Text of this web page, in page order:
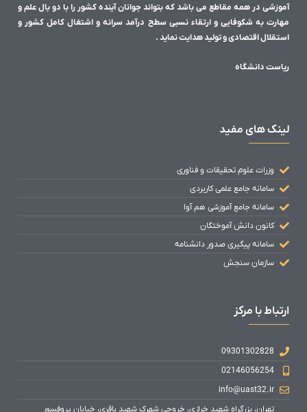
آموزشی در همه مقاطع می باشد که بتواند جوانان آینده کشور را با دو بال علم و
مهارت به شکوفایی و ارتقاء نسبی سطح درآمد سرانه و اشتغال کامل کشور و
استقلال اقتصادی و تولید هدایت نماید .
ریاست دانشگاه
لینک های مفید
وزرات علوم تحقیقات و فناوری
سامانه جامع علمی کاربردی
سامانه جامع آموزشی هم آوا
کانون دانش آموختگان
سامانه پیگیری صدور دانشنامه
سازمان سنجش
ارتباط با مرکز
09301302828
02146056254
info@uast32.ir
تهران، بزرگراه شهید خرازی، خروجی شهرک شهید باقری، خیابان پروفسور